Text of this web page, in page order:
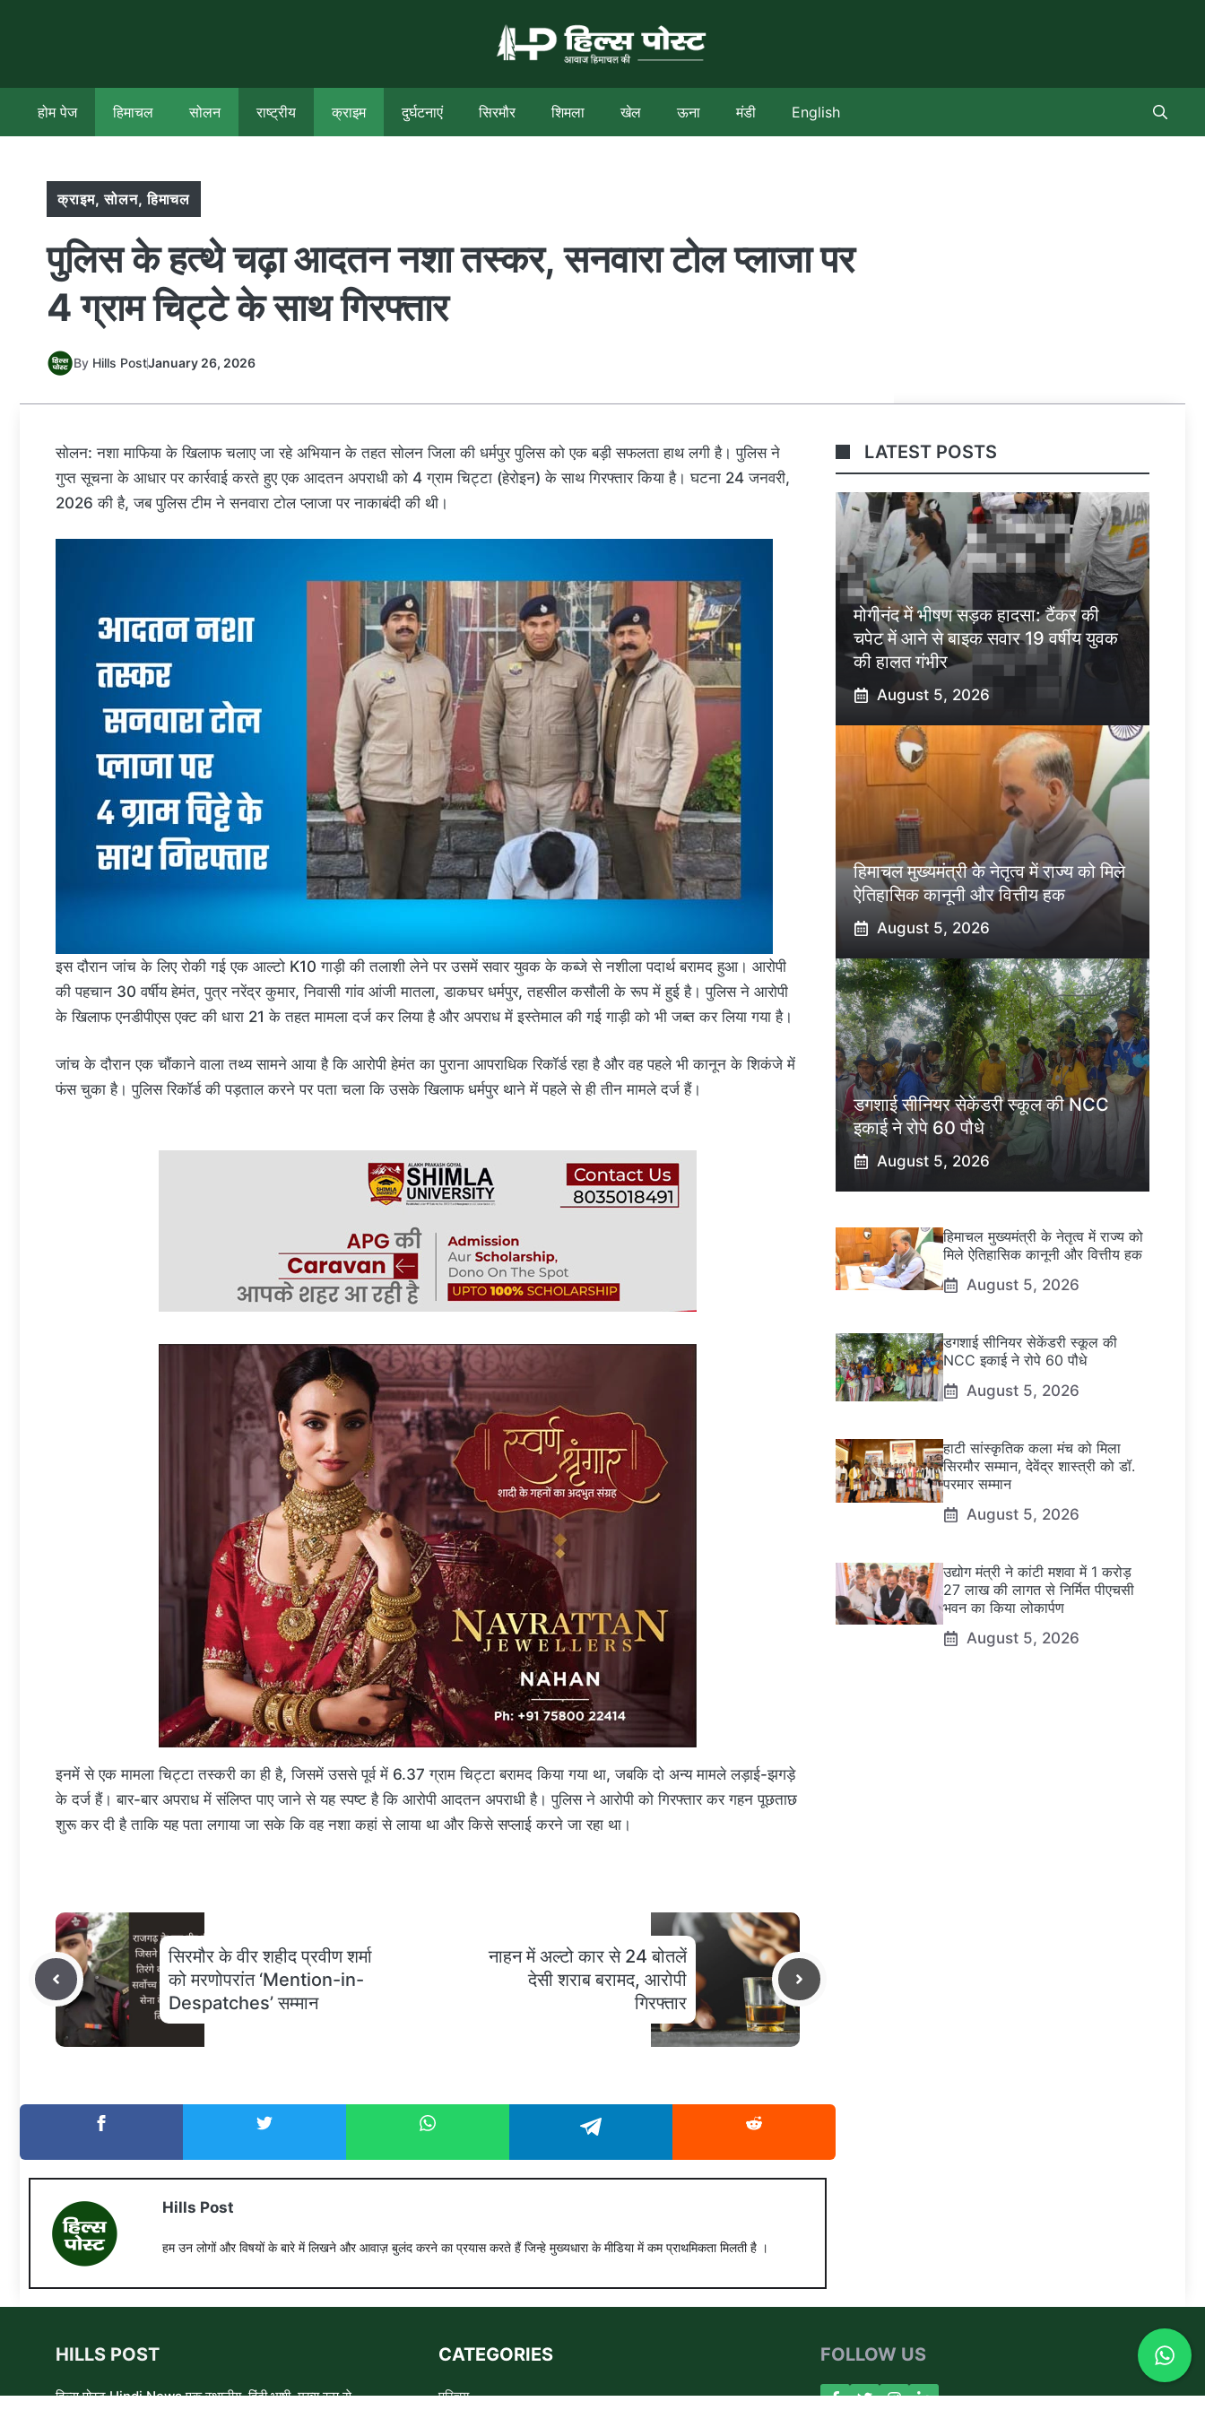
होम पेज हिमाचल सोलन राष्ट्रीय क्राइम दुर्घटनाएं सिरमौर शिमला खेल ऊना मंडी English
क्राइम,सोलन,हिमाचल
पुलिस के हत्थे चढ़ा आदतन नशा तस्कर, सनवारा टोल प्लाजा पर
4 ग्राम चिट्टे के साथ गिरफ्तार
By Hills PostJanuary 26, 2026
सोलन: नशा माफिया के खिलाफ चलाए जा रहे अभियान के तहत सोलन जिला की धर्मपुर पुलिस को एक बड़ी सफलता हाथ लगी है। पुलिस ने
गुप्त सूचना के आधार पर कार्रवाई करते हुए एक आदतन अपराधी को 4 ग्राम चिट्टा (हेरोइन) के साथ गिरफ्तार किया है। घटना 24 जनवरी,
2026 की है, जब पुलिस टीम ने सनवारा टोल प्लाजा पर नाकाबंदी की थी।
इस दौरान जांच के लिए रोकी गई एक आल्टो K10 गाड़ी की तलाशी लेने पर उसमें सवार युवक के कब्जे से नशीला पदार्थ बरामद हुआ। आरोपी
की पहचान 30 वर्षीय हेमंत, पुत्र नरेंद्र कुमार, निवासी गांव आंजी मातला, डाकघर धर्मपुर, तहसील कसौली के रूप में हुई है। पुलिस ने आरोपी
के खिलाफ एनडीपीएस एक्ट की धारा 21 के तहत मामला दर्ज कर लिया है और अपराध में इस्तेमाल की गई गाड़ी को भी जब्त कर लिया गया है।
जांच के दौरान एक चौंकाने वाला तथ्य सामने आया है कि आरोपी हेमंत का पुराना आपराधिक रिकॉर्ड रहा है और वह पहले भी कानून के शिकंजे में
फंस चुका है। पुलिस रिकॉर्ड की पड़ताल करने पर पता चला कि उसके खिलाफ धर्मपुर थाने में पहले से ही तीन मामले दर्ज हैं।
इनमें से एक मामला चिट्टा तस्करी का ही है, जिसमें उससे पूर्व में 6.37 ग्राम चिट्टा बरामद किया गया था, जबकि दो अन्य मामले लड़ाई-झगड़े
के दर्ज हैं। बार-बार अपराध में संलिप्त पाए जाने से यह स्पष्ट है कि आरोपी आदतन अपराधी है। पुलिस ने आरोपी को गिरफ्तार कर गहन पूछताछ
शुरू कर दी है ताकि यह पता लगाया जा सके कि वह नशा कहां से लाया था और किसे सप्लाई करने जा रहा था।
सिरमौर के वीर शहीद प्रवीण शर्मा
को मरणोपरांत ‘Mention-in-
Despatches’ सम्मान
नाहन में अल्टो कार से 24 बोतलें
देसी शराब बरामद, आरोपी
गिरफ्तार
Hills Post
हम उन लोगों और विषयों के बारे में लिखने और आवाज़ बुलंद करने का प्रयास करते हैं जिन्हे मुख्यधारा के मीडिया में कम प्राथमिकता मिलती है ।
LATEST POSTS
मोगीनंद में भीषण सड़क हादसा: टैंकर की
चपेट में आने से बाइक सवार 19 वर्षीय युवक
की हालत गंभीर
August 5, 2026
हिमाचल मुख्यमंत्री के नेतृत्व में राज्य को मिले
ऐतिहासिक कानूनी और वित्तीय हक
August 5, 2026
डगशाई सीनियर सेकेंडरी स्कूल की NCC
इकाई ने रोपे 60 पौधे
August 5, 2026
हिमाचल मुख्यमंत्री के नेतृत्व में राज्य को
मिले ऐतिहासिक कानूनी और वित्तीय हक
August 5, 2026
डगशाई सीनियर सेकेंडरी स्कूल की
NCC इकाई ने रोपे 60 पौधे
August 5, 2026
हाटी सांस्कृतिक कला मंच को मिला
सिरमौर सम्मान, देवेंद्र शास्त्री को डॉ.
परमार सम्मान
August 5, 2026
उद्योग मंत्री ने कांटी मशवा में 1 करोड़
27 लाख की लागत से निर्मित पीएचसी
भवन का किया लोकार्पण
August 5, 2026
HILLS POST
हिल्स पोस्ट Hindi News एक स्थानीय, हिंदी भाषी, मुख्य रूप से
CATEGORIES
परिचय
FOLLOW US